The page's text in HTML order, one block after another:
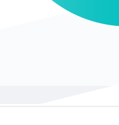
wp-
parts/page-